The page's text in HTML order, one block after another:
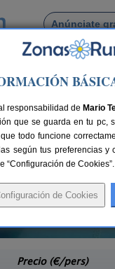
Anúnciate
por pueblo
Casa de Lozano y
Precio (€/pers)
responsabilidad de Mario
que se guarda en tu
todo funcione
según tus preferencias
de